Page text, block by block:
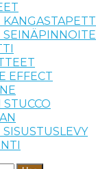
SEINÄPINNOITE
EFFECT